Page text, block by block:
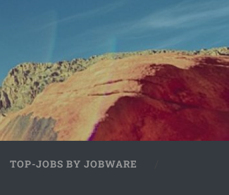
TOP-JOBS BY JOBWARE